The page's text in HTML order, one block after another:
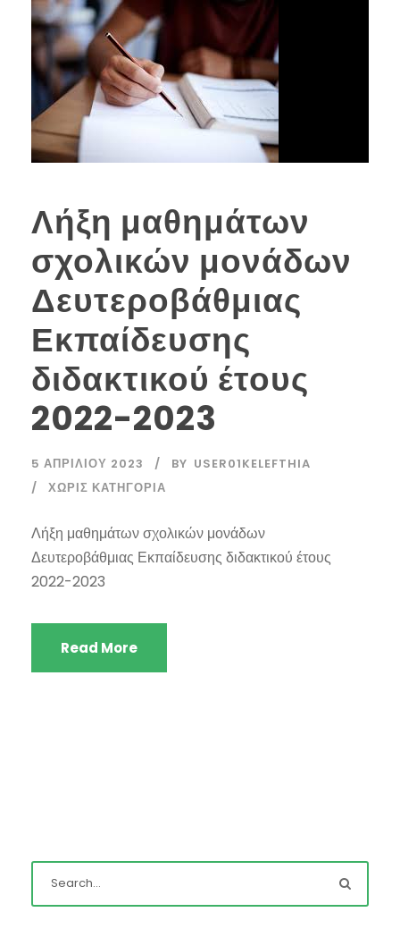
Λήξη μαθημάτων
σχολικών μονάδων
Δευτεροβάθμιας
Εκπαίδευσης
διδακτικού έτους
2022-2023
5 ΑΠΡΙΛΊΟΥ 2023 BY USER01KELEFTHIA
ΧΩΡΊΣ ΚΑΤΗΓΟΡΊΑ
Λήξη μαθημάτων σχολικών μονάδων
Δευτεροβάθμιας Εκπαίδευσης διδακτικού έτους
2022-2023
Read More